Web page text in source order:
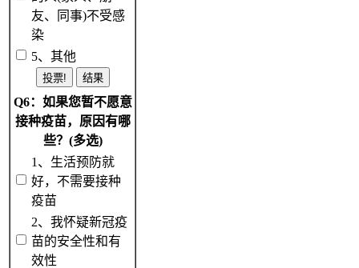
友、同事)不受感
染
5、其他
Q6：如果您暂不愿意
接种疫苗，原因有哪
些？(多选)
1、生活预防就
好，不需要接种
疫苗
2、我怀疑新冠疫
苗的安全性和有
效性